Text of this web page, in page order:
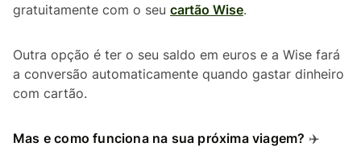
gratuitamente com o seu cartão Wise.
Outra opção é ter o seu saldo em euros e a Wise fará
a conversão automaticamente quando gastar dinheiro
com cartão.
Mas e como funciona na sua próxima viagem? ✈️